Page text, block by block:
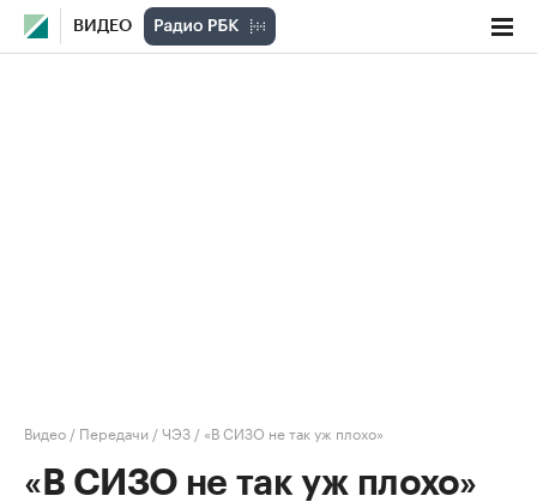
ВИДЕО
Видео / Передачи /ЧЭЗ / «В СИЗО не так уж плохо»
«В СИЗО не так уж плохо»